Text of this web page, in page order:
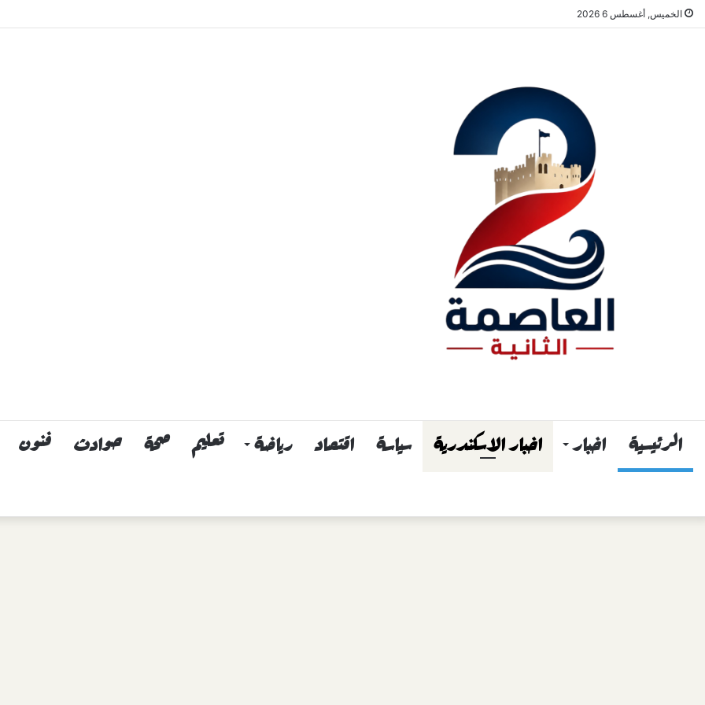
الخميس, أغسطس 6 2026
الرئيسية اخبار اخبار الاسكندرية سياسة اقتصاد رياضة تعليم صحة حوادث فنون